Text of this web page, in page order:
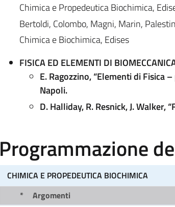
Chimica e Propedeutica Biochimica,
Bertoldi, Colombo, Magni, Marin,
Chimica e Biochimica, Edises
FISICA ED ELEMENTI DI
E. Ragozzino, “Elementi di Fisica
Napoli.
D. Halliday, R. Resnick, J. Walker,
Programmazione
CHIMICA E PROPEDEUTICA BIOCHIMICA
*
Argomenti